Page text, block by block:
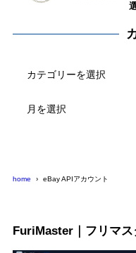
home eBay APIアカウント
FuriMaster｜フリマス